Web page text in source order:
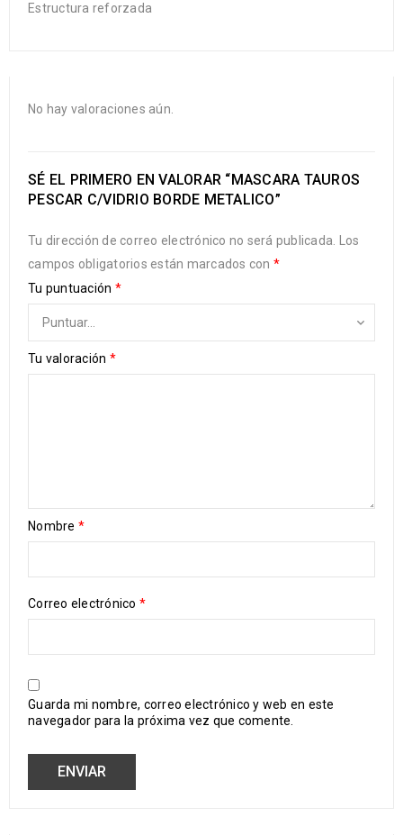
Estructura reforzada
No hay valoraciones aún.
SÉ EL PRIMERO EN VALORAR “MASCARA TAUROS
PESCAR C/VIDRIO BORDE METALICO”
Tu dirección de correo electrónico no será publicada. Los
campos obligatorios están marcados con *
Tu puntuación *
Tu valoración *
Nombre *
Correo electrónico *
Guarda mi nombre, correo electrónico y web en este
navegador para la próxima vez que comente.